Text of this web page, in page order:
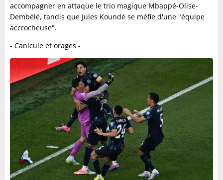
accompagner en attaque le trio magique Mbappé-Olise-
Dembélé, tandis que Jules Koundé se méfie d'une "équipe
accrocheuse".
- Canicule et orages -